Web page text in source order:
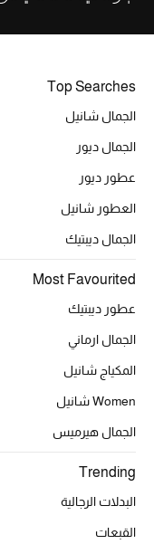
عرض جميع المنتجات
ما وصلنا حديثاً
ركن أناقة المنتجعات
تشكيلة المناسبات للنساء
الملابس الرياضية النسائية
تشكيلة الأعراس
هدايا للنساء
Top Searches
الجمال شانيل
الجمال ديور
عطور ديور
العطور شانيل
الجمال ديبتيك
Most Favourited
عطور ديبتيك
الجمال ارماني
المكياج شانيل
Women شانيل
الجمال هيرميس
Trending
البدلات الرجالية
القبعات